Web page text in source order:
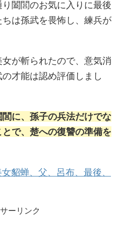
闔閭のお気に入りに最後
は孫武を畏怖し、練兵が
が斬られたので、意気消
才能は認め評価しまし
に、孫子の兵法だけでな
で、楚への復讐の準備を
貂蝉、父、呂布、最後、
ーリンク